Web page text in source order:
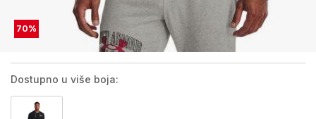
70%
Dostupno u više boja: